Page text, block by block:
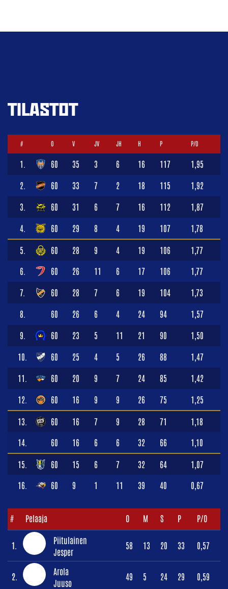
TILASTOT
# O V JV JH H P P/O
1. 60 35 3 6 16 117 1,95
2. 60 33 7 2 18 115 1,92
3. 60 31 6 7 16 112 1,87
4. 60 29 8 4 19 107 1,78
5. 60 28 9 4 19 106 1,77
6. 60 26 11 6 17 106 1,77
7. 60 28 7 6 19 104 1,73
8. 60 26 6 4 24 94 1,57
9. 60 23 5 11 21 90 1,50
10. 60 25 4 5 26 88 1,47
11. 60 20 9 7 24 85 1,42
12. 60 16 9 9 26 75 1,25
13. 60 16 7 9 28 71 1,18
14. 60 16 6 6 32 66 1,10
15. 60 15 6 7 32 64 1,07
16. 60 9 1 11 39 40 0,67
# Pelaaja O M S P P/O
1.
Piitulainen
Jesper
58 13 20 33 0,57
2.
Arola
Juuso
49 5 24 29 0,59